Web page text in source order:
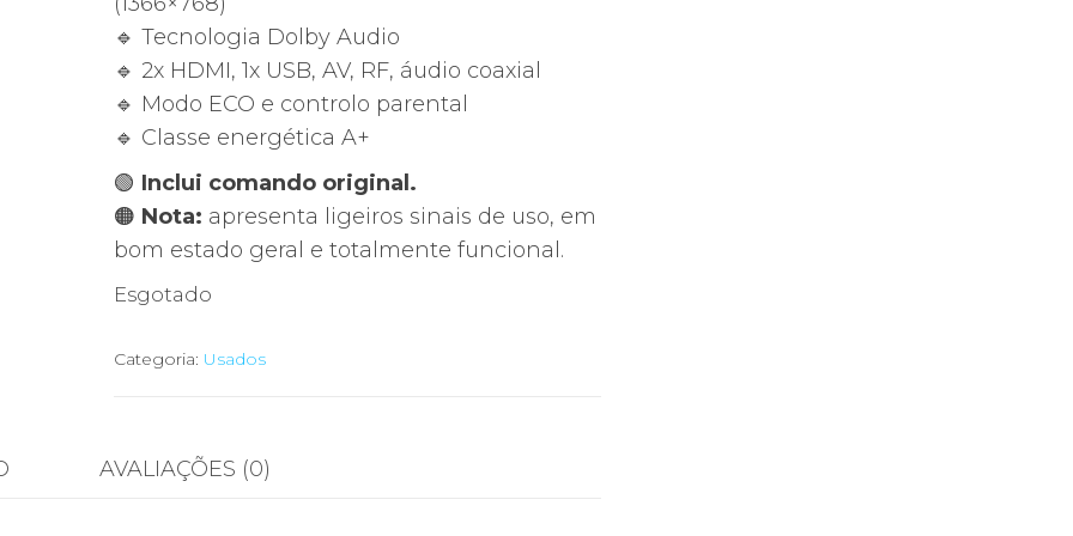
🔹 Tecnologia Dolby Audio
🔹 2x HDMI, 1x USB, AV, RF, áudio coaxial
🔹 Modo ECO e controlo parental
🔹 Classe energética A+
🟢 Inclui comando original.
🟠 Nota: apresenta ligeiros sinais de uso, em
bom estado geral e totalmente funcional.
Esgotado
Categoria: Usados
AVALIAÇÕES (0)